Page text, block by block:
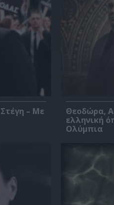
– Με
Θεοδώρα,
ελληνική
Ολύμπια